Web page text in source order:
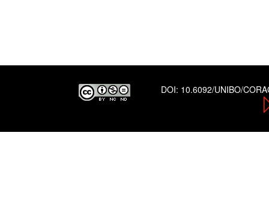
DOI: 10.6092/UNIBO/